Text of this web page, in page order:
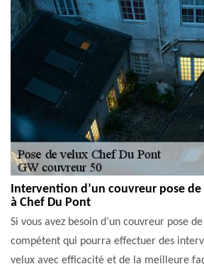
Intervention d’un couvreur pose
à Chef Du Pont
Si vous avez besoin d’un couvreur pose
compétent qui pourra effectuer des
velux avec efficacité et de la meilleure